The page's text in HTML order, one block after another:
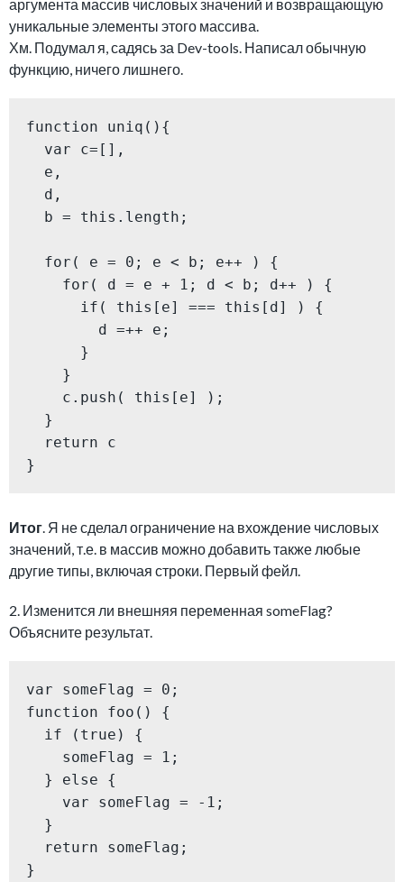
аргумента массив числовых значений и возвращающую
уникальные элементы этого массива.
Хм. Подумал я, садясь за Dev-tools. Написал обычную
функцию, ничего лишнего.
function uniq(){
}
Итог . Я не сделал ограничение на вхождение числовых
значений, т.е. в массив можно добавить также любые
другие типы, включая строки. Первый фейл.
2. Изменится ли внешняя переменная someFlag?
Объясните результат.
var someFlag = 0;
function foo() {
}